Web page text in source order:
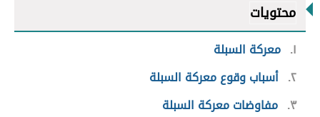
محتويات
١ معركة السبلة
٢ أسباب وقوع معركة السبلة
٣ مفاوضات معركة السبلة